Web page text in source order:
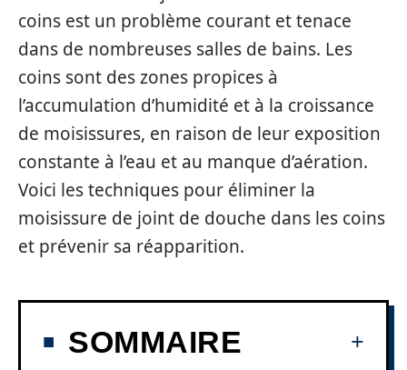
coins est un problème courant et tenace
dans de nombreuses salles de bains. Les
coins sont des zones propices à
l’accumulation d’humidité et à la croissance
de moisissures, en raison de leur exposition
constante à l’eau et au manque d’aération.
Voici les techniques pour éliminer la
moisissure de joint de douche dans les coins
et prévenir sa réapparition.
SOMMAIRE